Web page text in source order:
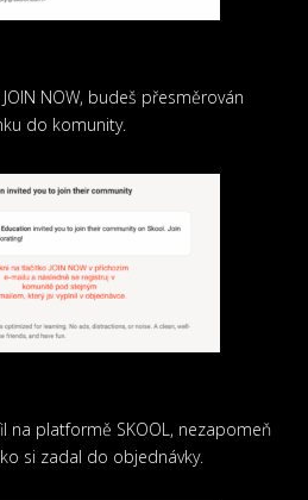
NOW, budeš přesměrován
do komunity.
na platformě SKOOL, nezapomeň
si zadal do objednávky.